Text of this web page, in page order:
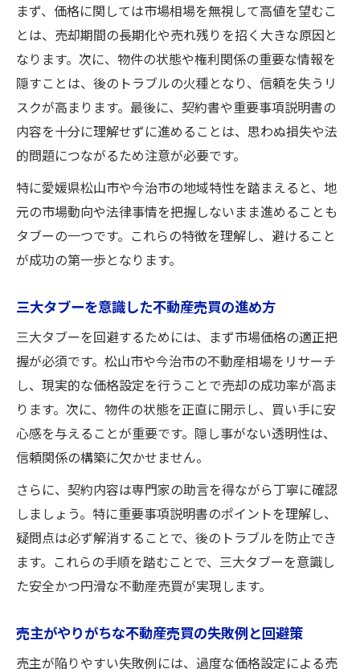
まず、価格に関しては市場相場を無視して高値を望むこ
とは、売却期間の長期化や売れ残りを招く大きな原因と
なります。次に、物件の状態や権利関係の重要な情報を
隠すことは、後のトラブルの火種となり、信頼を失うリ
スクが高まります。最後に、契約書や重要事項説明書の
内容を十分に理解せずに進めることは、思わぬ損失や法
的問題につながるため注意が必要です。
特に愛媛県松山市や今治市の地域特性を踏まえると、地
元の市場動向や法律事情を把握しないまま進めることも
タブーの一つです。これらの特徴を理解し、避けること
が成功の第一歩となります。
三大タブーを意識した不動産売買の進め方
三大タブーを回避するためには、まず市場価格の適正把
握が必須です。松山市や今治市の不動産相場をリサーチ
し、現実的な価格設定を行うことで売却の成功率が高ま
ります。次に、物件の状態を正直に開示し、買い手に安
心感を与えることが重要です。隠し事がない透明性は、
信頼関係の構築に欠かせません。
さらに、契約内容は専門家の助言を得ながら丁寧に確認
しましょう。特に重要事項説明書のポイントを理解し、
疑問点は必ず解消することで、後のトラブルを防止でき
ます。これらの手順を踏むことで、三大タブーを意識し
た安全かつ円滑な不動産売買が実現します。
売主がやりがちな不動産売買の失敗例と回避策
売主が陥りやすい失敗例には、過度な価格設定による売